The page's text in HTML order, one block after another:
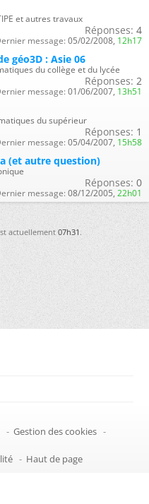
et autres travaux
Réponses: 4
message: 05/02/2008, 12h17
géo3D : Asie 06
du collège et du lycée
Réponses: 2
message: 01/06/2007, 13h51
du supérieur
Réponses: 1
message: 05/04/2007, 15h58
(et autre question)
Réponses: 0
message: 08/12/2005, 22h01
actuellement07h31.
- Gestion des cookies -
- Haut de page